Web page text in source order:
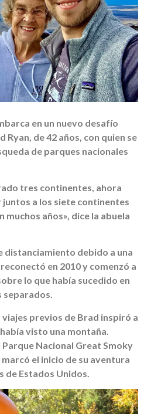
en un nuevo desafío
Ryan, de 42 años, con quien se
de parques nacionales
tres continentes, ahora
a los siete continentes
muchos años», dice la abuela
distanciamiento debido a una
en 2010 y comenzó a
lo que había sucedido en
separados.
previos de Brad inspiró a
visto una montaña.
Nacional Great Smoky
el inicio de su aventura
de Estados Unidos.